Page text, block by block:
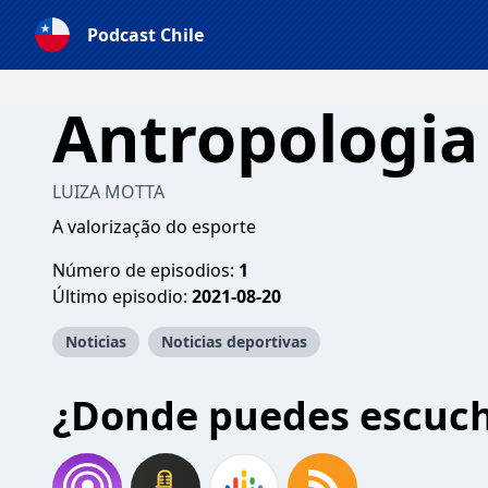
Podcast Chile
Antropologia
LUIZA MOTTA
A valorização do esporte
Número de episodios: 1
Último episodio: 2021-08-20
Noticias Noticias deportivas
¿Donde puedes